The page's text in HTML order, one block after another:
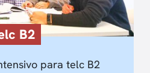
B2
para telc B2